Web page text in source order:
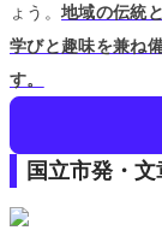
ょう。地域の伝統
学びと趣味を兼ね
す。
国立市発・